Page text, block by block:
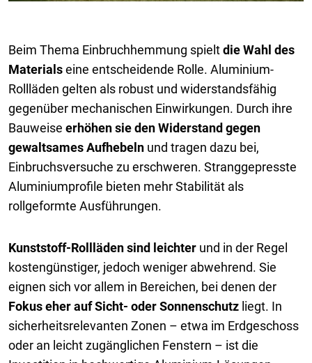
Beim Thema Einbruchhemmung spieltdie Wahl des
Materialseine entscheidende Rolle. Aluminium-
Rollläden gelten als robust und widerstandsfähig
gegenüber mechanischen Einwirkungen. Durch ihre
Bauweise erhöhen sie den Widerstand gegen
gewaltsames Aufhebeln und tragen dazu bei,
Einbruchsversuche zu erschweren. Stranggepresste
Aluminiumprofile bieten mehr Stabilität als
rollgeformte Ausführungen.
Kunststoff-Rollläden sind leichter und in der Regel
kostengünstiger, jedoch weniger abwehrend. Sie
eignen sich vor allem in Bereichen, bei denen der
Fokus eher auf Sicht- oder Sonnenschutz liegt. In
sicherheitsrelevanten Zonen – etwa im Erdgeschoss
oder an leicht zugänglichen Fenstern – ist die